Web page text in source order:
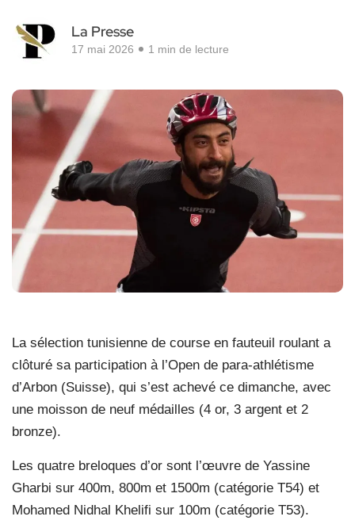
La Presse
17 mai 2026 1 min de lecture
La sélection tunisienne de course en fauteuil roulant a
clôturé sa participation à l’Open de para-athlétisme
d’Arbon (Suisse), qui s’est achevé ce dimanche, avec
une moisson de neuf médailles (4 or, 3 argent et 2
bronze).
Les quatre breloques d’or sont l’œuvre de Yassine
Gharbi sur 400m, 800m et 1500m (catégorie T54) et
Mohamed Nidhal Khelifi sur 100m (catégorie T53).